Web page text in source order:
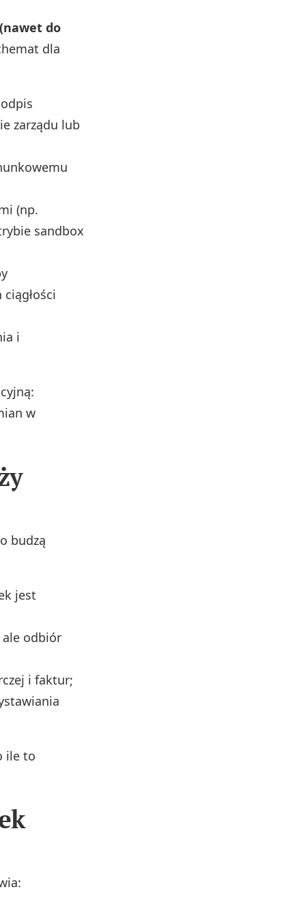
do
dla
zarządu lub
(np.
sandbox
i
w
budzą
jest
ale odbiór
i faktur;
ile to